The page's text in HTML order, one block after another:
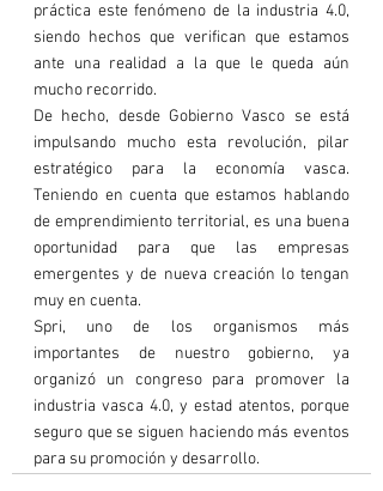
práctica este fenómeno de la industria 4.0,
siendo hechos que verifican que estamos
ante una realidad a la que le queda aún
mucho recorrido.
De hecho, desde Gobierno Vasco se está
impulsando mucho esta revolución, pilar
estratégico para la economía vasca.
Teniendo en cuenta que estamos hablando
de emprendimiento territorial, es una buena
oportunidad para que las empresas
emergentes y de nueva creación lo tengan
muy en cuenta.
Spri, uno de los organismos más
importantes de nuestro gobierno, ya
organizó un congreso para promover la
industria vasca 4.0, y estad atentos, porque
seguro que se siguen haciendo más eventos
para su promoción y desarrollo.